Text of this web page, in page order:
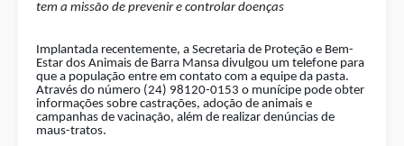
tem a missão de prevenir e controlar doenças
Implantada recentemente, a Secretaria de Proteção e Bem-
Estar dos Animais de Barra Mansa divulgou um telefone para
que a população entre em contato com a equipe da pasta.
Através do número (24) 98120-0153 o munícipe pode obter
informações sobre castrações, adoção de animais e
campanhas de vacinação, além de realizar denúncias de
maus-tratos.